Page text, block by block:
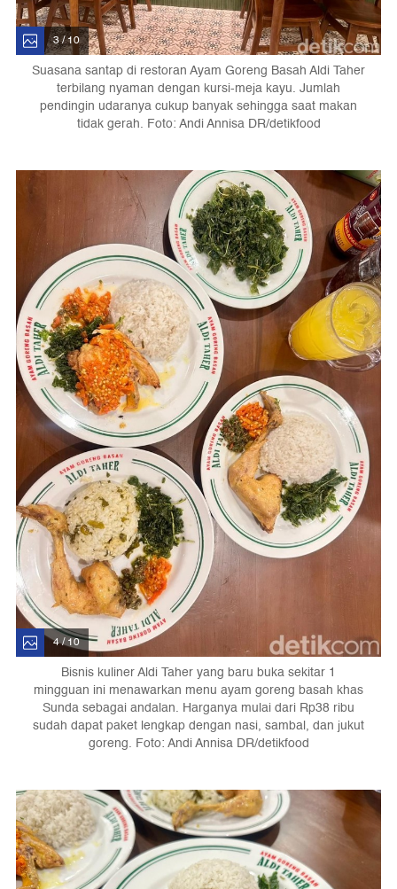
3 / 10
Suasana santap di restoran Ayam Goreng Basah Aldi Taher
terbilang nyaman dengan kursi-meja kayu. Jumlah
pendingin udaranya cukup banyak sehingga saat makan
tidak gerah. Foto: Andi Annisa DR/detikfood
4 / 10
Bisnis kuliner Aldi Taher yang baru buka sekitar 1
mingguan ini menawarkan menu ayam goreng basah khas
Sunda sebagai andalan. Harganya mulai dari Rp38 ribu
sudah dapat paket lengkap dengan nasi, sambal, dan jukut
goreng. Foto: Andi Annisa DR/detikfood